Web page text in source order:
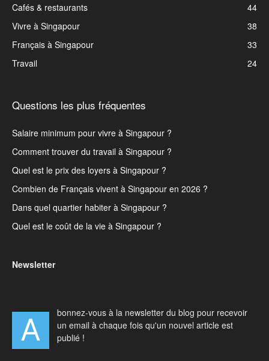
Cafés & restaurants
44
Vivre à Singapour
38
Français à Singapour
33
Travail
24
Questions les plus fréquentes
Salaire minimum pour vivre à Singapour ?
Comment trouver du travail à Singapour ?
Quel est le prix des loyers à Singapour ?
Combien de Français vivent à Singapour en 2026 ?
Dans quel quartier habiter à Singapour ?
Quel est le coût de la vie à Singapour ?
Newsletter
A
bonnez-vous à la newsletter du blog pour recevoir
un email à chaque fois qu'un nouvel article est
publié !